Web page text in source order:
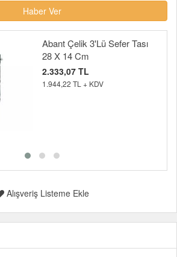
Haber Ver
Abant Çelik 3'Lü Sefer Tası
28 X 14 Cm
2.333,07 TL
1.944,22 TL + KDV
Alışveriş Listeme Ekle